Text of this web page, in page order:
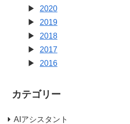
2020
2019
2018
2017
2016
カテゴリー
AIアシスタント